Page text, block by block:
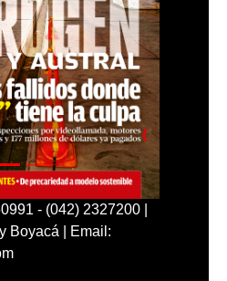
- (042) 2327200 |
Boyacá | Email: